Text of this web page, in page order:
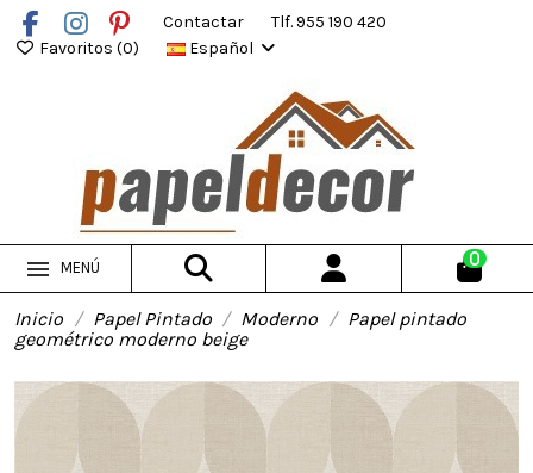
Contactar
Tlf. 955 190 420
Favoritos (0) Español
MENÚ 0
Inicio Papel Pintado Moderno
Papel pintado
geométrico moderno beige